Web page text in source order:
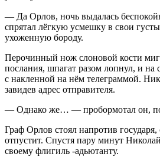
— Да Орлов, ночь выдалась
спрятал лёгкую усмешку в свои
ухоженную бороду.
Перочинный нож слоновой кости
послания, шпагат разом лопнул, и на
с накленной на нём телеграммой.
завидев адрес отправителя.
— Однако же… — пробормотал он,
Граф Орлов стоял напротив государя,
отпустит. Спустя пару минут
своему флигиль -адьютанту.